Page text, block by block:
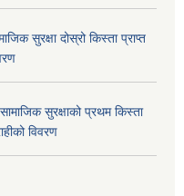
सुरक्षा दोस्रो किस्ता प्राप्त
सुरक्षाको प्रथम किस्ता
विवरण